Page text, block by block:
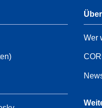
39
Wer